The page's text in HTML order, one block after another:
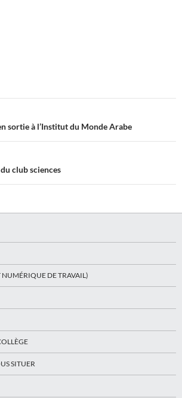
sortie à l’Institut du Monde Arabe
club sciences
DE TRAVAIL)
SITUER